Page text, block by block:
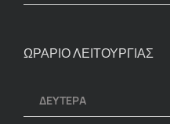
ΩΡΑΡΙΟ ΛΕΙΤΟΥΡΓΙΑΣ
ΔΕΥΤΕΡΑ